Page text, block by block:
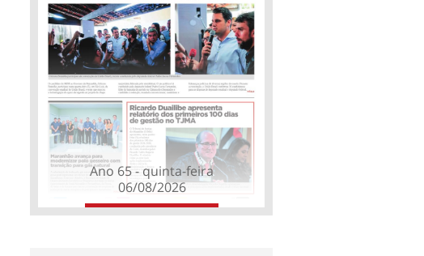
Ano 65 - quinta-feira
06/08/2026